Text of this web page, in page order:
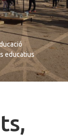
educatius